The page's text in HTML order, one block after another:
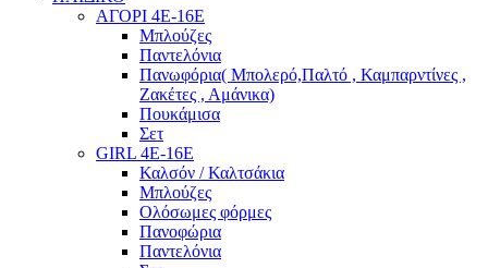
ΑΓΟΡΙ 4Ε-16Ε
Μπλούζες
Παντελόνια
Πανωφόρια( Μπολερό,Παλτό , Καμπαρντίνες ,
Ζακέτες , Αμάνικα)
Πουκάμισα
Σετ
GIRL 4Ε-16Ε
Καλσόν / Καλτσάκια
Μπλούζες
Ολόσωμες φόρμες
Πανοφώρια
Παντελόνια